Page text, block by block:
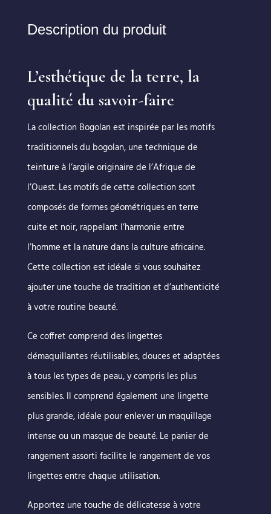
Description du produit
L’esthétique de la terre, la
qualité du savoir-faire
La collection Bogolan est inspirée par les motifs
traditionnels du bogolan, une technique de
teinture à l’argile originaire de l’Afrique de
l’Ouest. Les motifs de cette collection sont
composés de formes géométriques en terre
cuite et noir, rappelant l’harmonie entre
l’homme et la nature dans la culture africaine.
Cette collection est idéale si vous souhaitez
ajouter une touche de tradition et d’authenticité
à votre routine beauté.
Ce coffret comprend des lingettes
démaquillantes réutilisables, douces et adaptées
à tous les types de peau, y compris les plus
sensibles. Il comprend également une lingette
plus grande, idéale pour enlever un maquillage
intense ou un masque de beauté. Le panier de
rangement assorti facilite le rangement de vos
lingettes entre chaque utilisation.
Apportez une touche de délicatesse à votre